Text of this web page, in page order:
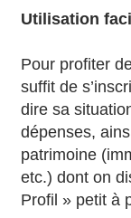
Utilisation
Pour profiter
suffit de
dire sa
dépenses,
patrimoine
etc.) dont on
Profil » petit à